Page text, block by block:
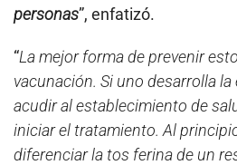
personas”, enfatizó.
“La mejor forma de prevenir
vacunación. Si uno desarrolla
acudir al establecimiento de
iniciar el tratamiento. Al
diferenciar la tos ferina de un